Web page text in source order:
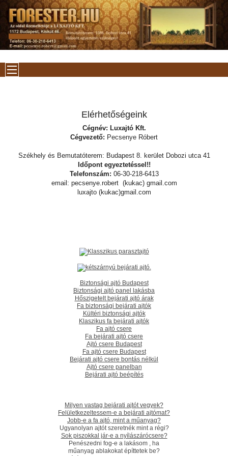
Elérhetőségeink
Cégnév: Luxajtó Kft.
Cégvezető: Pecsenye Róbert
Székhely és Bemutatóterem: Budapest 8. kerület Dobozi utca 41
Időpont egyeztetéssel!!
Telefonszám: 06-30-218-6413
email: pecsenye.robert (kukac) gmail.com
luxajto (kukac)gmail.com
Biztonsági ajtó Budapest
Biztonsági ajtó panel lakásba
Hőszigetelt bejárati ajtó árak
Fa biztonsági bejárati ajtók
Kültéri biztonsági ajtók
Klaszikus fa bejárati ajtók
Fa ajtó csere
Fa bejárati ajtó csere
Ajtó csere Budapest
Fa ajtó csere Budapest
Bejárati ajtó csere bontás nélkül
Ajtó csere panelban
Bejárati ajtó beépítés
Milyen vastag bejárati ajtót vegyek?
Felületkezeltessem-e a bejárati ajtómat?
Jobb-e a fa ajtó, mint a műanyag?
Ugyanolyan ajtót szeretnék mint a régi?
Sok piszokkal jár-e a nyílászárócsere?
Penészedni fog-e a lakásom , ha
műanyag ablakokat építtetek be?